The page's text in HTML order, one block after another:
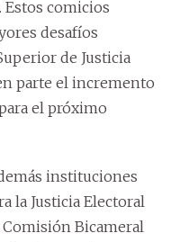
Estos comicios
desafíos
de Justicia
parte el incremento
el próximo
instituciones
la Justicia Electoral
Bicameral